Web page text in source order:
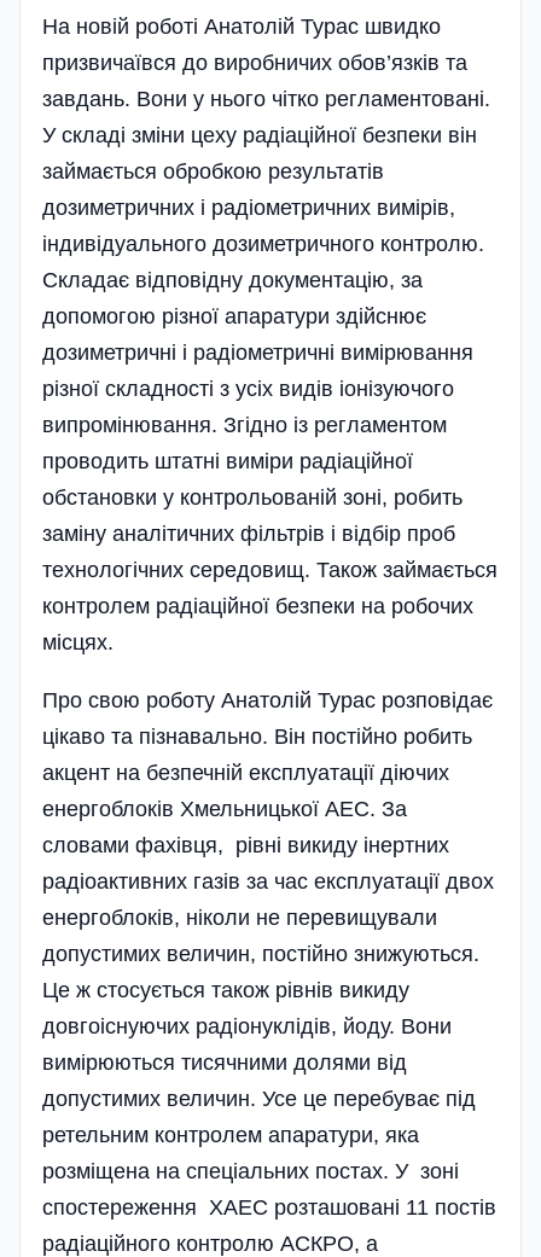
На новій роботі Анатолій Турас швидко
призвичаївся до виробничих обов’язків та
завдань. Вони у нього чітко регламентовані.
У складі зміни цеху радіаційної безпеки він
займається обробкою результатів
дозиметричних і радіометричних вимірів,
індивідуального дозиметричного контролю.
Складає відповідну документацію, за
допомогою різної апаратури здійснює
дозиметричні і радіометричні вимірювання
різної складності з усіх видів іонізуючого
випромінювання. Згідно із регламентом
проводить штатні виміри радіаційної
обстановки у контрольованій зоні, робить
заміну аналітичних фільтрів і відбір проб
технологічних середовищ. Також займається
контролем радіаційної безпеки на робочих
місцях.
Про свою роботу Анатолій Турас розповідає
цікаво та пізнавально. Він постійно робить
акцент на безпечній експлуатації діючих
енергоблоків Хмельницької АЕС. За
словами фахівця, рівні викиду інертних
радіоактивних газів за час експлуатації двох
енергоблоків, ніколи не перевищували
допустимих величин, постійно знижуються.
Це ж стосується також рівнів викиду
довгоіснуючих радіонуклідів, йоду. Вони
вимірюються тисячними долями від
допустимих величин. Усе це перебуває під
ретельним контролем апаратури, яка
розміщена на спеціальних постах. У зоні
спостереження ХАЕС розташовані 11 постів
радіаційного контролю АСКРО, а